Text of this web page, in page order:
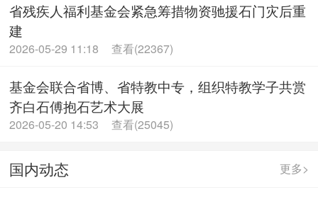
省残疾人福利基金会紧急筹措物资驰援石门灾后重
建
2026-05-29 11:18 查看(22367)
基金会联合省博、省特教中专，组织特教学子共赏
齐白石傅抱石艺术大展
2026-05-20 14:53 查看(25045)
国内动态 更多>